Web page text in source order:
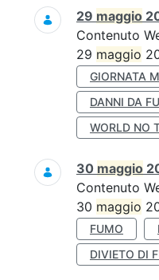
29 maggio
Contenuto
29 maggio
GIORNATA
DANNI DA
WORLD NO
30 maggio
Contenuto
30 maggio
FUMO
DIVIETO DI